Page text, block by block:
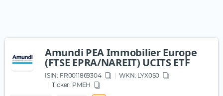
Amundi PEA Immobilier Europe
(FTSE EPRA/NAREIT) UCITS ETF
ISIN: FR0011869304 WKN: LYX0S0
Ticker: PMEH